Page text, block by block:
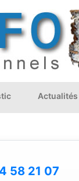
Actualités
58 21 07